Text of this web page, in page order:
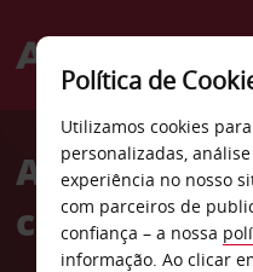
Welcome
AvisAluguer de
carros
Política de
Utilizamos cookies
personalizadas,
experiência no nosso
com parceiros de
confiança – a nossa
informação. Ao clicar